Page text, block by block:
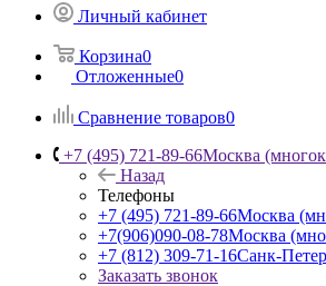
Личный кабинет
Корзина0
Отложенные0
Сравнение товаров0
+7 (495) 721-89-66Москва
Назад
Телефоны
+7 (495) 721-89-66Москва
+7(906)090-08-78Москва
+7 (812) 309-71-16Санк-
Заказать звонок